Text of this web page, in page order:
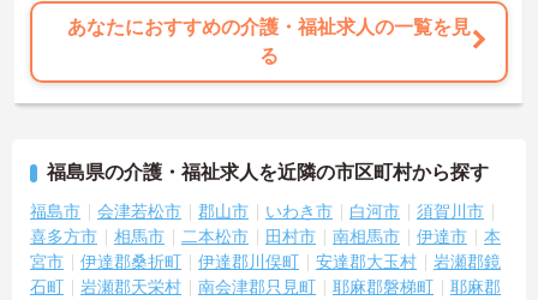
あなたにおすすめの介護・福祉求人の一覧を見
る
福島県の介護・福祉求人を近隣の市区町村から探す
福島市 会津若松市 郡山市 いわき市 白河市
須賀川市
喜多方市
相馬市 二本松市 田村市 南相馬市 伊達市
本
宮市
伊達郡桑折町 伊達郡川俣町 安達郡大玉村
岩瀬郡鏡
石町
岩瀬郡天栄村 南会津郡只見町 耶麻郡磐梯町
耶麻郡